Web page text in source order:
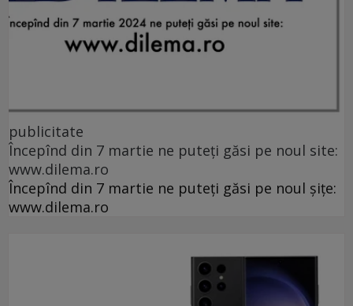
publicitate
Începînd din 7 martie ne puteți găsi pe noul site:
www.dilema.ro
Începînd din 7 martie ne puteți găsi pe noul șițe:
www.dilema.ro